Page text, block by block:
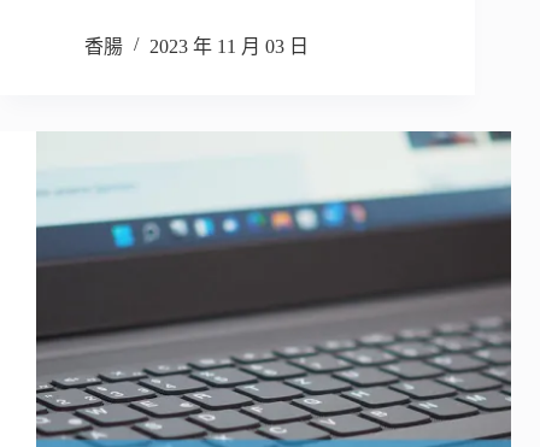
香腸 2023 年 11 月 03 日